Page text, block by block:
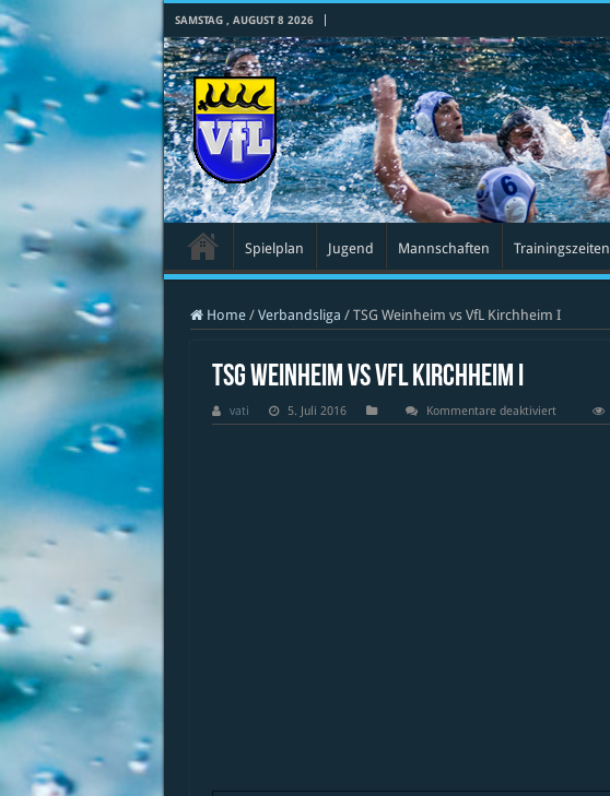
SAMSTAG , AUGUST 8 2026
Spielplan Jugend Mannschaften Trainingszeiten
Home / Verbandsliga / TSG Weinheim vs VfL Kirchheim I
TSG Weinheim vs VfL Kirchheim I
vati 5. Juli 2016 Kommentare deaktiviertfür
TSG